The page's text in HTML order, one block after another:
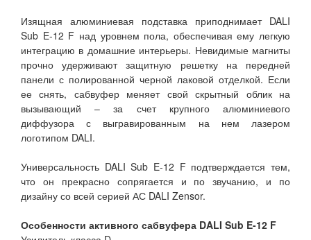
Изящная алюминиевая подставка приподнимает DALI
Sub E-12 F над уровнем пола, обеспечивая ему легкую
интеграцию в домашние интерьеры. Невидимые магниты
прочно удерживают защитную решетку на передней
панели с полированной черной лаковой отделкой. Если
ее снять, сабвуфер меняет свой скрытный облик на
вызывающий – за счет крупного алюминиевого
диффузора с выгравированным на нем лазером
логотипом DALI.
Универсальность DALI Sub E-12 F подтверждается тем,
что он прекрасно сопрягается и по звучанию, и по
дизайну со всей серией АС DALI Zensor.
Особенности активного сабвуфера DALI Sub E-12 F